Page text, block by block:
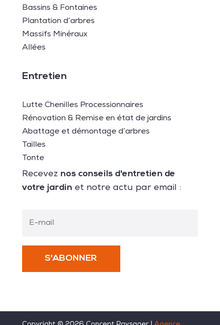
Bassins & Fontaines
Plantation d’arbres
Massifs Minéraux
Allées
Entretien
Lutte Chenilles Processionnaires
Rénovation & Remise en état de jardins
Abattage et démontage d’arbres
Tailles
Tonte
Recevez nos conseils d'entretien de
votre jardin et notre actu par email :
S'ABONNER